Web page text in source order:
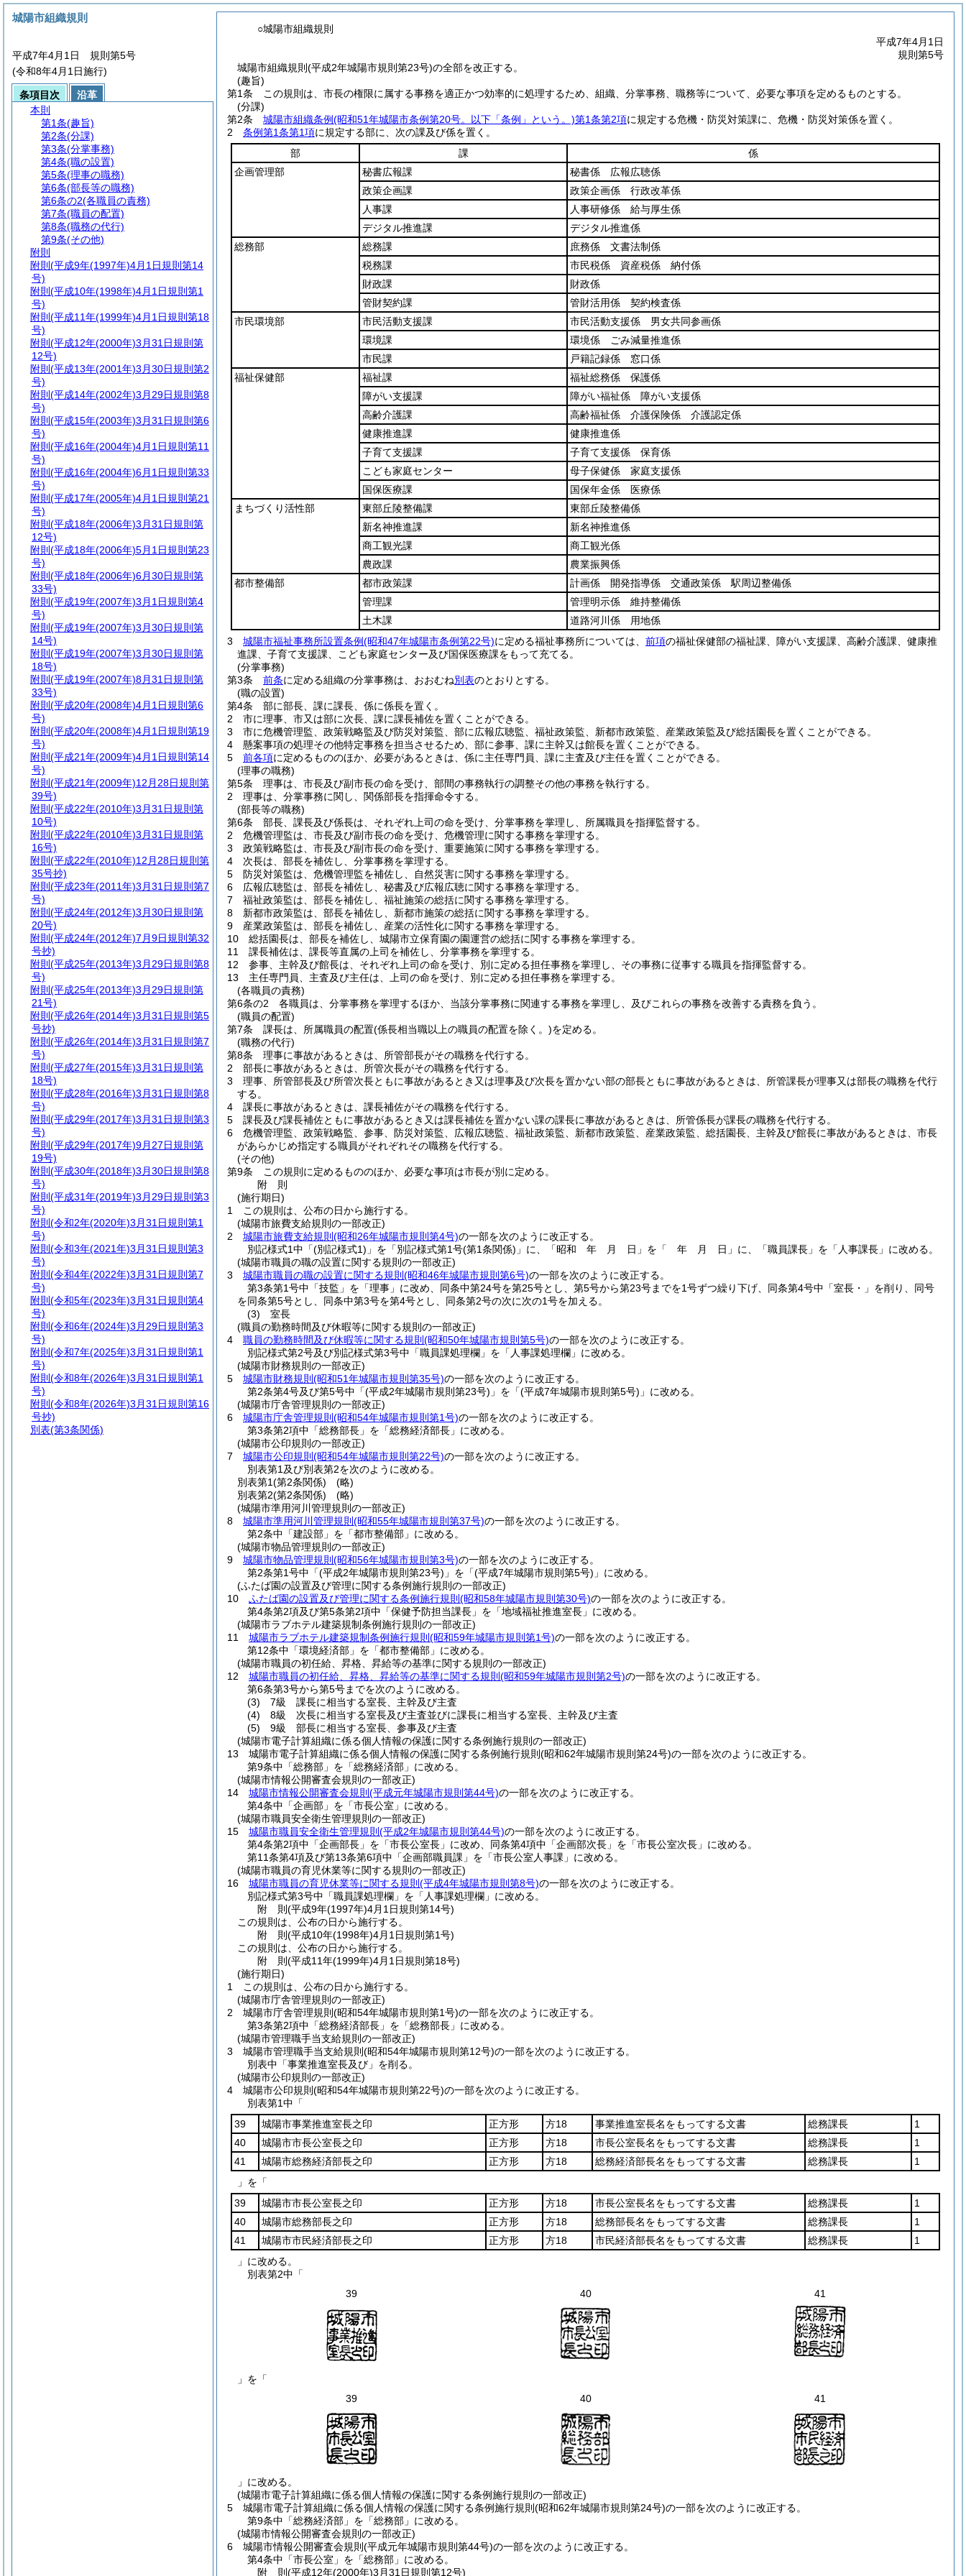
○城陽市組織規則
平成7年4月1日
規則第5号
城陽市組織規則(平成2年城陽市規則第23号)の全部を改正する。
(趣旨)
第1条
この規則は、市長の権限に属する事務を適正かつ効率的に処理するため、組織、分掌事務、職務等について、必要な事項を定めるものとする。
(分課)
第2条
城陽市組織条例(昭和51年城陽市条例第20号。以下「条例」という。)第1条第2項に規定する危機・防災対策課に、危機・防災対策係を置く。
2
条例第1条第1項に規定する部に、次の課及び係を置く。
部
課
係
企画管理部
秘書広報課
秘書係 広報広聴係
政策企画課
政策企画係 行政改革係
人事課
人事研修係 給与厚生係
デジタル推進課
デジタル推進係
総務部
総務課
庶務係 文書法制係
税務課
市民税係 資産税係 納付係
財政課
財政係
管財契約課
管財活用係 契約検査係
市民環境部
市民活動支援課
市民活動支援係 男女共同参画係
環境課
環境係 ごみ減量推進係
市民課
戸籍記録係 窓口係
福祉保健部
福祉課
福祉総務係 保護係
障がい支援課
障がい福祉係 障がい支援係
高齢介護課
高齢福祉係 介護保険係 介護認定係
健康推進課
健康推進係
子育て支援課
子育て支援係 保育係
こども家庭センター
母子保健係 家庭支援係
国保医療課
国保年金係 医療係
まちづくり活性部
東部丘陵整備課
東部丘陵整備係
新名神推進課
新名神推進係
商工観光課
商工観光係
農政課
農業振興係
都市整備部
都市政策課
計画係 開発指導係 交通政策係 駅周辺整備係
管理課
管理明示係 維持整備係
土木課
道路河川係 用地係
3
城陽市福祉事務所設置条例(昭和47年城陽市条例第22号)に定める福祉事務所については、 前項の福祉保健部の福祉課、障がい支援課、高齢介護課、健康推
進課、子育て支援課、こども家庭センター及び国保医療課をもって充てる。
(分掌事務)
第3条
前条に定める組織の分掌事務は、おおむね別表のとおりとする。
(職の設置)
第4条
部に部長、課に課長、係に係長を置く。
2
市に理事、市又は部に次長、課に課長補佐を置くことができる。
3
市に危機管理監、政策戦略監及び防災対策監、部に広報広聴監、福祉政策監、新都市政策監、産業政策監及び総括園長を置くことができる。
4
懸案事項の処理その他特定事務を担当させるため、部に参事、課に主幹又は館長を置くことができる。
5
前各項に定めるもののほか、必要があるときは、係に主任専門員、課に主査及び主任を置くことができる。
(理事の職務)
第5条
理事は、市長及び副市長の命を受け、部間の事務執行の調整その他の事務を執行する。
2
理事は、分掌事務に関し、関係部長を指揮命令する。
(部長等の職務)
第6条
部長、課長及び係長は、それぞれ上司の命を受け、分掌事務を掌理し、所属職員を指揮監督する。
2
危機管理監は、市長及び副市長の命を受け、危機管理に関する事務を掌理する。
3
政策戦略監は、市長及び副市長の命を受け、重要施策に関する事務を掌理する。
4
次長は、部長を補佐し、分掌事務を掌理する。
5
防災対策監は、危機管理監を補佐し、自然災害に関する事務を掌理する。
6
広報広聴監は、部長を補佐し、秘書及び広報広聴に関する事務を掌理する。
7
福祉政策監は、部長を補佐し、福祉施策の総括に関する事務を掌理する。
8
新都市政策監は、部長を補佐し、新都市施策の総括に関する事務を掌理する。
9
産業政策監は、部長を補佐し、産業の活性化に関する事務を掌理する。
10
総括園長は、部長を補佐し、城陽市立保育園の園運営の総括に関する事務を掌理する。
11
課長補佐は、課長等直属の上司を補佐し、分掌事務を掌理する。
12
参事、主幹及び館長は、それぞれ上司の命を受け、別に定める担任事務を掌理し、その事務に従事する職員を指揮監督する。
13
主任専門員、主査及び主任は、上司の命を受け、別に定める担任事務を掌理する。
(各職員の責務)
第6条の2
各職員は、分掌事務を掌理するほか、当該分掌事務に関連する事務を掌理し、及びこれらの事務を改善する責務を負う。
(職員の配置)
第7条
課長は、所属職員の配置(係長相当職以上の職員の配置を除く。)を定める。
(職務の代行)
第8条
理事に事故があるときは、所管部長がその職務を代行する。
2
部長に事故があるときは、所管次長がその職務を代行する。
3
理事、所管部長及び所管次長ともに事故があるとき又は理事及び次長を置かない部の部長ともに事故があるときは、所管課長が理事又は部長の職務を代行
する。
4
課長に事故があるときは、課長補佐がその職務を代行する。
5
課長及び課長補佐ともに事故があるとき又は課長補佐を置かない課の課長に事故があるときは、所管係長が課長の職務を代行する。
6
危機管理監、政策戦略監、参事、防災対策監、広報広聴監、福祉政策監、新都市政策監、産業政策監、総括園長、主幹及び館長に事故があるときは、市長
があらかじめ指定する職員がそれぞれその職務を代行する。
(その他)
第9条
この規則に定めるもののほか、必要な事項は市長が別に定める。
附 則
(施行期日)
1
この規則は、公布の日から施行する。
(城陽市旅費支給規則の一部改正)
2
城陽市旅費支給規則 (昭和26年城陽市規則第4号)の一部を次のように改正する。
別記様式1中「(別記様式1) 」を「別記様式第1号(第1条関係) 」に、「昭和 年 月 日」を「 年 月 日」に、「職員課長」を「人事課長」に改める。
(城陽市職員の職の設置に関する規則の一部改正)
3
城陽市職員の職の設置に関する規則 (昭和46年城陽市規則第6号)の一部を次のように改正する。
第3条第1号中「技監」を「理事」に改め、同条中第24号を第25号とし、第5号から第23号までを1号ずつ繰り下げ、同条第4号中「室長・」を削り、同号
を同条第5号とし、同条中第3号を第4号とし、同条第2号の次に次の1号を加える。
(3) 室長
(職員の勤務時間及び休暇等に関する規則の一部改正)
4
職員の勤務時間及び休暇等に関する規則 (昭和50年城陽市規則第5号)の一部を次のように改正する。
別記様式第2号及び別記様式第3号中「職員課処理欄」を「人事課処理欄」に改める。
(城陽市財務規則の一部改正)
5
城陽市財務規則 (昭和51年城陽市規則第35号)の一部を次のように改正する。
第2条第4号及び第5号中「(平成2年城陽市規則第23号) 」を「(平成7年城陽市規則第5号) 」に改める。
(城陽市庁舎管理規則の一部改正)
6
城陽市庁舎管理規則 (昭和54年城陽市規則第1号)の一部を次のように改正する。
第3条第2項中「総務部長」を「総務経済部長」に改める。
(城陽市公印規則の一部改正)
7
城陽市公印規則 (昭和54年城陽市規則第22号)の一部を次のように改正する。
別表第1及び別表第2を次のように改める。
別表第1(第2条関係)
(略)
別表第2(第2条関係)
(略)
(城陽市準用河川管理規則の一部改正)
8
城陽市準用河川管理規則 (昭和55年城陽市規則第37号)の一部を次のように改正する。
第2条中「建設部」を「都市整備部」に改める。
(城陽市物品管理規則の一部改正)
9
城陽市物品管理規則 (昭和56年城陽市規則第3号)の一部を次のように改正する。
第2条第1号中「(平成2年城陽市規則第23号) 」を「(平成7年城陽市規則第5号) 」に改める。
(ふたば園の設置及び管理に関する条例施行規則の一部改正)
10
ふたば園の設置及び管理に関する条例施行規則 (昭和58年城陽市規則第30号)の一部を次のように改正する。
第4条第2項及び第5条第2項中「保健予防担当課長」を「地域福祉推進室長」に改める。
(城陽市ラブホテル建築規制条例施行規則の一部改正)
11
城陽市ラブホテル建築規制条例施行規則 (昭和59年城陽市規則第1号)の一部を次のように改正する。
第12条中「環境経済部」を「都市整備部」に改める。
(城陽市職員の初任給、昇格、昇給等の基準に関する規則の一部改正)
12
城陽市職員の初任給、昇格、昇給等の基準に関する規則 (昭和59年城陽市規則第2号)の一部を次のように改正する。
第6条第3号から第5号までを次のように改める。
(3) 7級 課長に相当する室長、主幹及び主査
(4) 8級 次長に相当する室長及び主査並びに課長に相当する室長、主幹及び主査
(5) 9級 部長に相当する室長、参事及び主査
(城陽市電子計算組織に係る個人情報の保護に関する条例施行規則の一部改正)
13
城陽市電子計算組織に係る個人情報の保護に関する条例施行規則 (昭和62年城陽市規則第24号)の一部を次のように改正する。
第9条中「総務部」を「総務経済部」に改める。
(城陽市情報公開審査会規則の一部改正)
14
城陽市情報公開審査会規則 (平成元年城陽市規則第44号)の一部を次のように改正する。
第4条中「企画部」を「市長公室」に改める。
(城陽市職員安全衛生管理規則の一部改正)
15
城陽市職員安全衛生管理規則 (平成2年城陽市規則第44号)の一部を次のように改正する。
第4条第2項中「企画部長」を「市長公室長」に改め、同条第4項中「企画部次長」を「市長公室次長」に改める。
第11条第4項及び第13条第6項中「企画部職員課」を「市長公室人事課」に改める。
(城陽市職員の育児休業等に関する規則の一部改正)
16
城陽市職員の育児休業等に関する規則 (平成4年城陽市規則第8号)の一部を次のように改正する。
別記様式第3号中「職員課処理欄」を「人事課処理欄」に改める。
附 則(平成9年(1997年)4月1日規則第14号)
この規則は、公布の日から施行する。
附 則(平成10年(1998年)4月1日規則第1号)
この規則は、公布の日から施行する。
附 則(平成11年(1999年)4月1日規則第18号)
(施行期日)
1
この規則は、公布の日から施行する。
(城陽市庁舎管理規則の一部改正)
2
城陽市庁舎管理規則 (昭和54年城陽市規則第1号)の一部を次のように改正する。
第3条第2項中「総務経済部長」を「総務部長」に改める。
(城陽市管理職手当支給規則の一部改正)
3
城陽市管理職手当支給規則 (昭和54年城陽市規則第12号)の一部を次のように改正する。
別表中「事業推進室長及び」を削る。
(城陽市公印規則の一部改正)
4
城陽市公印規則 (昭和54年城陽市規則第22号)の一部を次のように改正する。
別表第1中「
39
城陽市事業推進室長之印 正方形 方18 事業推進室長名をもってする文書 総務課長
1
40
城陽市市長公室長之印 正方形 方18 市長公室長名をもってする文書 総務課長
1
41
城陽市総務経済部長之印 正方形 方18 総務経済部長名をもってする文書 総務課長
1
」を「
39
城陽市市長公室長之印 正方形 方18 市長公室長名をもってする文書 総務課長
1
40
城陽市総務部長之印 正方形 方18 総務部長名をもってする文書 総務課長
1
41
城陽市市民経済部長之印 正方形 方18 市民経済部長名をもってする文書 総務課長
1
」に改める。
別表第2中「
39
40 41
」を「
39
40 41
」に改める。
(城陽市電子計算組織に係る個人情報の保護に関する条例施行規則の一部改正)
5
城陽市電子計算組織に係る個人情報の保護に関する条例施行規則 (昭和62年城陽市規則第24号)の一部を次のように改正する。
第9条中「総務経済部」を「総務部」に改める。
(城陽市情報公開審査会規則の一部改正)
6
城陽市情報公開審査会規則 (平成元年城陽市規則第44号)の一部を次のように改正する。
第4条中「市長公室」を「総務部」に改める。
附 則(平成12年(2000年)3月31日規則第12号)
城陽市組織規則
平成7年4月1日 規則第5号
(令和8年4月1日施行)
条項目次
沿革
本則
第1条(趣旨)
第2条(分課)
第3条(分掌事務)
第4条(職の設置)
第5条(理事の職務)
第6条(部長等の職務)
第6条の2(各職員の責務)
第7条(職員の配置)
第8条(職務の代行)
第9条(その他)
附則
附則 (平成9年(1997年)4月1日規則第14
号)
附則 (平成10年(1998年)4月1日規則第1
号)
附則 (平成11年(1999年)4月1日規則第18
号)
附則 (平成12年(2000年)3月31日規則第
12号)
附則 (平成13年(2001年)3月30日規則第2
号)
附則 (平成14年(2002年)3月29日規則第8
号)
附則 (平成15年(2003年)3月31日規則第6
号)
附則 (平成16年(2004年)4月1日規則第11
号)
附則 (平成16年(2004年)6月1日規則第33
号)
附則 (平成17年(2005年)4月1日規則第21
号)
附則 (平成18年(2006年)3月31日規則第
12号)
附則 (平成18年(2006年)5月1日規則第23
号)
附則 (平成18年(2006年)6月30日規則第
33号)
附則 (平成19年(2007年)3月1日規則第4
号)
附則 (平成19年(2007年)3月30日規則第
14号)
附則 (平成19年(2007年)3月30日規則第
18号)
附則 (平成19年(2007年)8月31日規則第
33号)
附則 (平成20年(2008年)4月1日規則第6
号)
附則 (平成20年(2008年)4月1日規則第19
号)
附則 (平成21年(2009年)4月1日規則第14
号)
附則 (平成21年(2009年)12月28日規則第
39号)
附則 (平成22年(2010年)3月31日規則第
10号)
附則 (平成22年(2010年)3月31日規則第
16号)
附則 (平成22年(2010年)12月28日規則第
35号抄)
附則 (平成23年(2011年)3月31日規則第7
号)
附則 (平成24年(2012年)3月30日規則第
20号)
附則 (平成24年(2012年)7月9日規則第32
号抄)
附則 (平成25年(2013年)3月29日規則第8
号)
附則 (平成25年(2013年)3月29日規則第
21号)
附則 (平成26年(2014年)3月31日規則第5
号抄)
附則 (平成26年(2014年)3月31日規則第7
号)
附則 (平成27年(2015年)3月31日規則第
18号)
附則 (平成28年(2016年)3月31日規則第8
号)
附則 (平成29年(2017年)3月31日規則第3
号)
附則 (平成29年(2017年)9月27日規則第
19号)
附則 (平成30年(2018年)3月30日規則第8
号)
附則 (平成31年(2019年)3月29日規則第3
号)
附則 (令和2年(2020年)3月31日規則第1
号)
附則 (令和3年(2021年)3月31日規則第3
号)
附則 (令和4年(2022年)3月31日規則第7
号)
附則 (令和5年(2023年)3月31日規則第4
号)
附則 (令和6年(2024年)3月29日規則第3
号)
附則 (令和7年(2025年)3月31日規則第1
号)
附則 (令和8年(2026年)3月31日規則第1
号)
附則 (令和8年(2026年)3月31日規則第16
号抄)
別表(第3条関係)